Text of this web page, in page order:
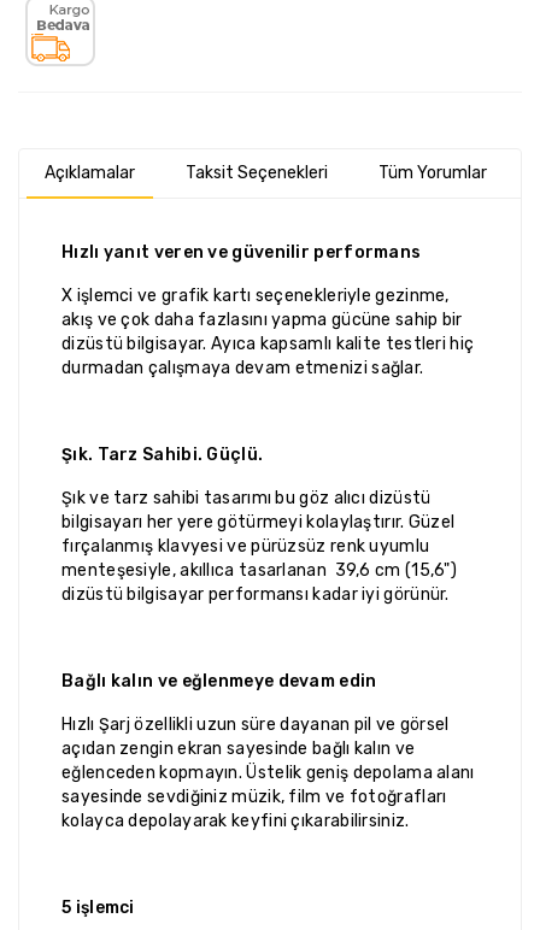
Açıklamalar Taksit Seçenekleri Tüm Yorumlar
Hızlı yanıt veren ve güvenilir performans
X işlemci ve grafik kartı seçenekleriyle gezinme,
akış ve çok daha fazlasını yapma gücüne sahip bir
dizüstü bilgisayar. Ayıca kapsamlı kalite testleri hiç
durmadan çalışmaya devam etmenizi sağlar.
Şık. Tarz Sahibi. Güçlü.
Şık ve tarz sahibi tasarımı bu göz alıcı dizüstü
bilgisayarı her yere götürmeyi kolaylaştırır. Güzel
fırçalanmış klavyesi ve pürüzsüz renk uyumlu
menteşesiyle, akıllıca tasarlanan 39,6 cm (15,6")
dizüstü bilgisayar performansı kadar iyi görünür.
Bağlı kalın ve eğlenmeye devam edin
Hızlı Şarj özellikli uzun süre dayanan pil ve görsel
açıdan zengin ekran sayesinde bağlı kalın ve
eğlenceden kopmayın. Üstelik geniş depolama alanı
sayesinde sevdiğiniz müzik, film ve fotoğrafları
kolayca depolayarak keyfini çıkarabilirsiniz.
5 işlemci